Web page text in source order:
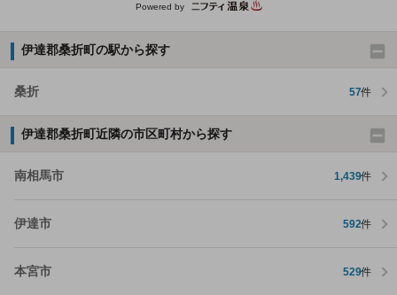
Powered by
伊達郡桑折町の駅から探す
桑折 57件
伊達郡桑折町近隣の市区町村から探す
南相馬市 1,439件
伊達市 592件
本宮市 529件